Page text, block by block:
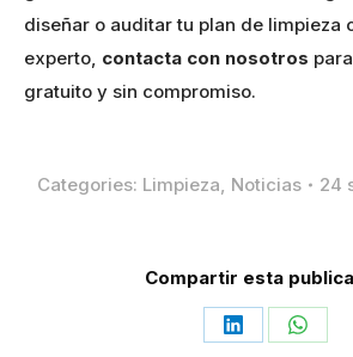
diseñar o auditar tu plan de limpieza
experto, contacta con nosotros
gratuito y sin compromiso.
Categories: Limpieza Noticias 24
Compartir esta
Share Share